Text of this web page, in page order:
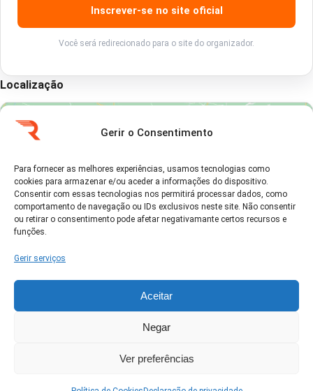
Gerir o Consentimento
Para fornecer as melhores experiências, usamos tecnologias como
cookies para armazenar e/ou aceder a informações do dispositivo.
Consentir com essas tecnologias nos permitirá processar dados, como
comportamento de navegação ou IDs exclusivos neste site. Não consentir
ou retirar o consentimento pode afetar negativamante certos recursos e
funções.
Gerir serviços
Aceitar
Negar
Ver preferências
Inscrever-se no site oficial
Você será redirecionado para o site do organizador.
Localização
Clique em 'Concordo' para ativar Google
maps
Política de Cookies